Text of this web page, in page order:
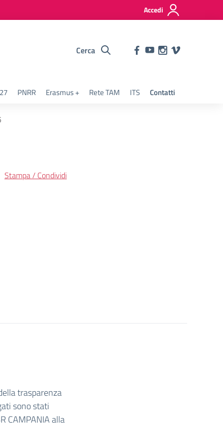
Accedi
Cerca
PNRR Erasmus + Rete TAM ITS Contatti
Stampa / Condividi
trasparenza
sono stati
CAMPANIA alla